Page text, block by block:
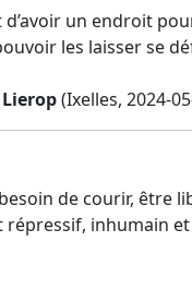
d’avoir un endroit
les laisser se
(Ixelles, 2024-
de courir, être
répressif, inhumain